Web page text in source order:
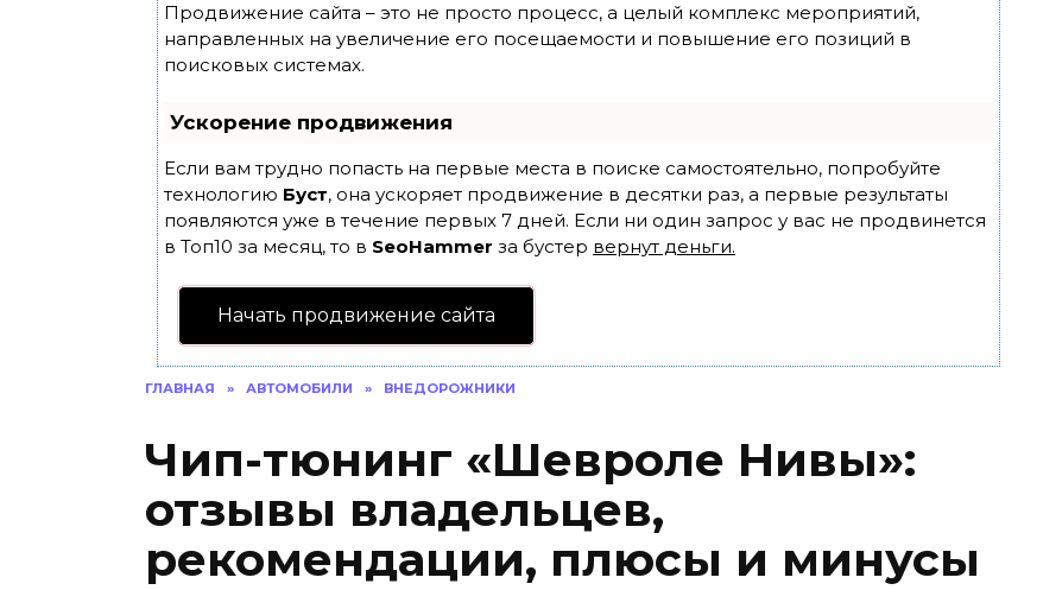
Продвижение сайта – это не просто процесс, а целый комплекс мероприятий,
направленных на увеличение его посещаемости и повышение его позиций в
поисковых системах.
Ускорение продвижения
Если вам трудно попасть на первые места в поиске самостоятельно, попробуйте
технологию Буст, она ускоряет продвижение в десятки раз, а первые результаты
появляются уже в течение первых 7 дней. Если ни один запрос у вас не продвинется
в Топ10 за месяц, то в SeoHammer за бустер вернут деньги.
Начать продвижение сайта
ГЛАВНАЯ » АВТОМОБИЛИ » ВНЕДОРОЖНИКИ
Чип-тюнинг «Шевроле Нивы»:
отзывы владельцев,
рекомендации, плюсы и минусы